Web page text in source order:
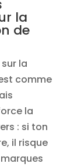
la
de
la
comme
la
: si ton
il risque